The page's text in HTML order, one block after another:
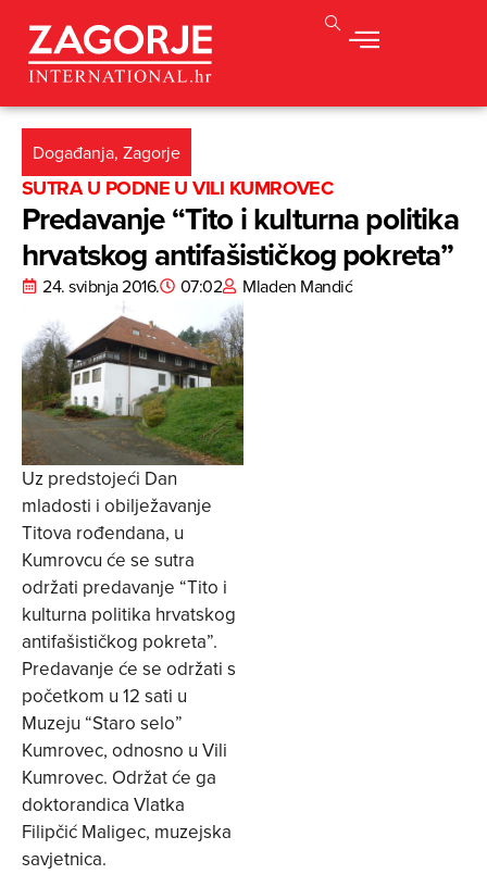
Događanja, Zagorje
SUTRA U PODNE U VILI KUMROVEC
Predavanje “Tito i kulturna politika
hrvatskog antifašističkog pokreta”
24. svibnja 2016. 07:02 Mladen Mandić
Uz predstojeći Dan
mladosti i obilježavanje
Titova rođendana, u
Kumrovcu će se sutra
održati predavanje “Tito i
kulturna politika hrvatskog
antifašističkog pokreta”.
Predavanje će se održati s
početkom u 12 sati u
Muzeju “Staro selo”
Kumrovec, odnosno u Vili
Kumrovec. Održat će ga
doktorandica Vlatka
Filipčić Maligec, muzejska
savjetnica.